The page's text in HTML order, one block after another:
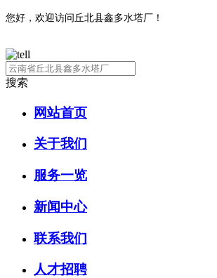
您好，欢迎访问丘北县鑫多水塔厂！
搜索
网站首页
关于我们
服务一览
新闻中心
联系我们
人才招聘